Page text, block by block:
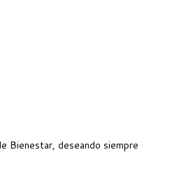
Bienestar, deseando siempre